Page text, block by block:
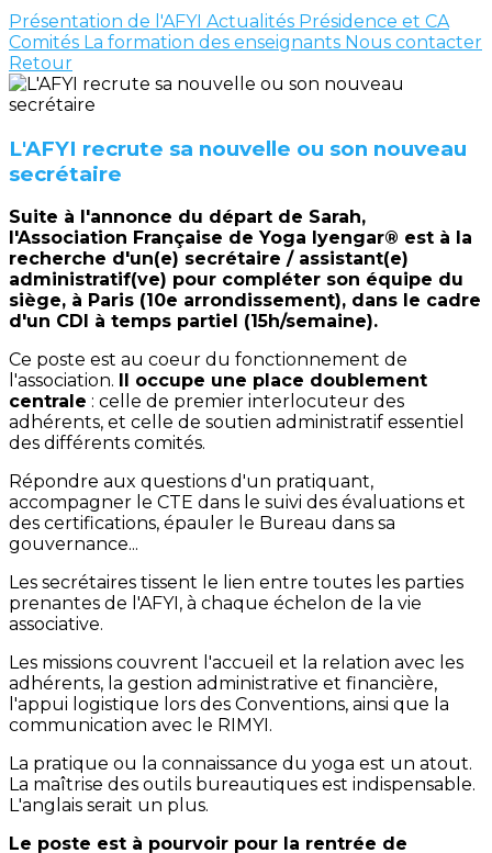
Présentation de l'AFYI Actualités Présidence et CA
Comités La formation des enseignants Nous contacter
Retour
L'AFYI recrute sa nouvelle ou son nouveau
secrétaire
Suite à l'annonce du départ de Sarah,
l'Association Française de Yoga Iyengar® est à la
recherche d'un(e) secrétaire / assistant(e)
administratif(ve) pour compléter son équipe du
siège, à Paris (10e arrondissement), dans le cadre
d'un CDI à temps partiel (15h/semaine).
Ce poste est au coeur du fonctionnement de
l'association.
Il occupe une place doublement
centrale : celle de premier interlocuteur des
adhérents, et celle de soutien administratif essentiel
des différents comités.
Répondre aux questions d'un pratiquant,
accompagner le CTE dans le suivi des évaluations et
des certifications, épauler le Bureau dans sa
gouvernance...
Les secrétaires tissent le lien entre toutes les parties
prenantes de l'AFYI, à chaque échelon de la vie
associative.
Les missions couvrent l'accueil et la relation avec les
adhérents, la gestion administrative et financière,
l'appui logistique lors des Conventions, ainsi que la
communication avec le RIMYI.
La pratique ou la connaissance du yoga est un atout.
La maîtrise des outils bureautiques est indispensable.
L'anglais serait un plus.
Le poste est à pourvoir pour la rentrée de